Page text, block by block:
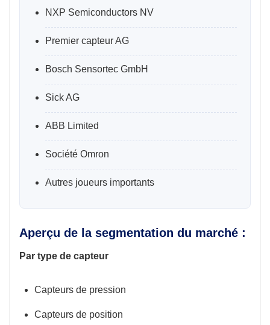
NXP Semiconductors NV
Premier capteur AG
Bosch Sensortec GmbH
Sick AG
ABB Limited
Société Omron
Autres joueurs importants
Aperçu de la segmentation du marché :
Par type de capteur
Capteurs de pression
Capteurs de position